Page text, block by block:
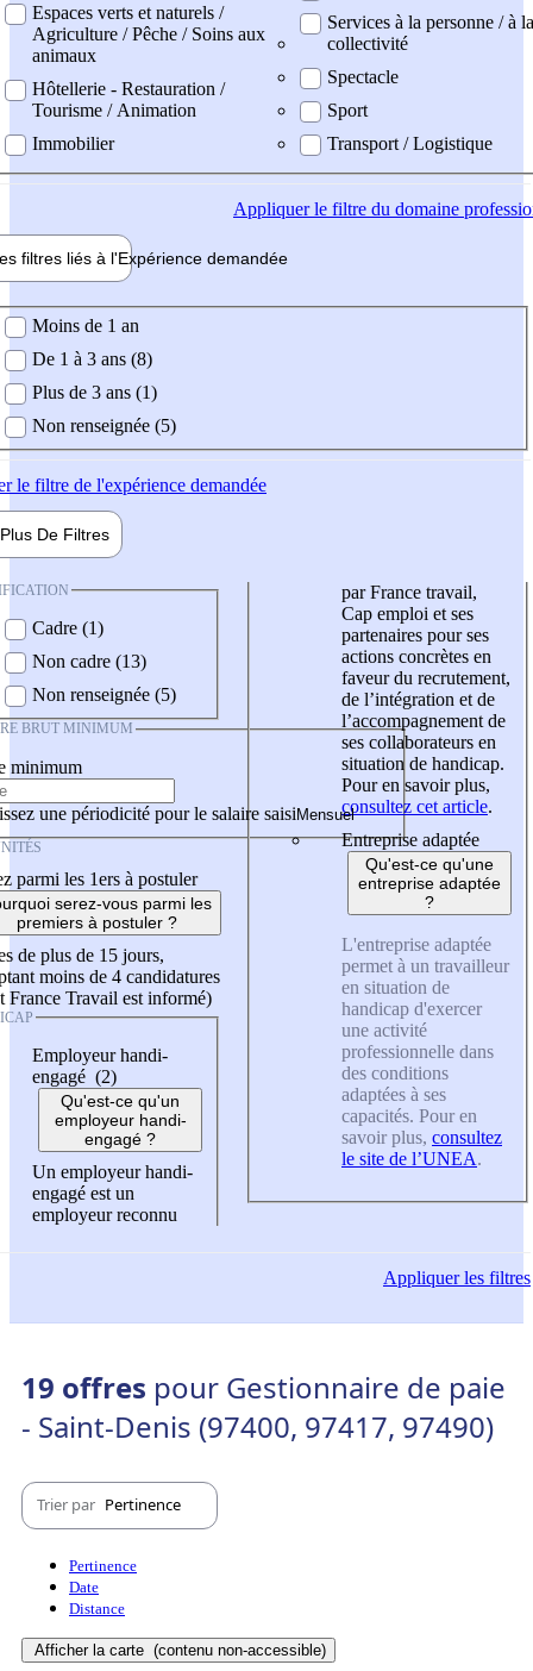
Espaces verts et naturels /
Agriculture / Pêche / Soins aux
animaux
Hôtellerie - Restauration /
Tourisme / Animation
Immobilier
Services à la personne / à la
collectivité
Spectacle
Sport
Transport / Logistique
Appliquerle filtre du domaine
filtres liés à l'Expérience demandée
demandée
Moins de 1 an
De 1 à 3 ans (8)
Plus de 3 ans (1)
Non renseignée (5)
le filtre de l'expérience demandée
Plus De Filtres
Cadre (1)
Non cadre (13)
Non renseignée (5)
BRUT MINIMUM
minimum
une périodicité pour le salaire saisi
parmi les 1ers à postuler
serez-vous parmi les
premiers à postuler ?
de plus de 15 jours,
moins de 4 candidatures
France Travail est informé)
Employeur handi-
engagé (2)
Qu'est-ce qu'un
employeur handi-
engagé ?
Un employeur handi-
engagé est un
employeur reconnu
par France travail,
Cap emploi et ses
partenaires pour ses
actions concrètes en
faveur du recrutement,
de l’intégration et de
l’accompagnement de
ses collaborateurs en
situation de handicap.
Pour en savoir plus,
consultez cet article.
Entreprise adaptée
Qu'est-ce qu'une
entreprise adaptée
?
L'entreprise adaptée
permet à un travailleur
en situation de
handicap d'exercer
une activité
professionnelle dans
des conditions
adaptées à ses
capacités. Pour en
savoir plus, consultez
le site de l’UNEA.
Appliquerles filtres
19 offres pour Gestionnaire de paie
- Saint-Denis (97400, 97417, 97490)
Trier par Pertinence
Pertinence
Date
Distance
Afficher la carte (contenu non-accessible)